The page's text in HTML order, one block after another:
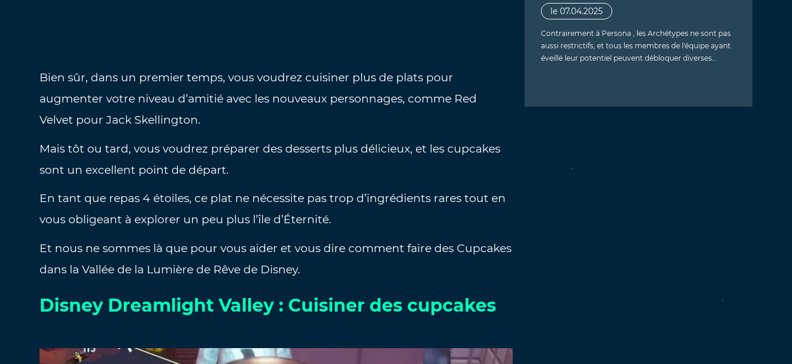
Bien sûr, dans un premier temps, vous voudrez cuisiner plus de plats pour
augmenter votre niveau d’amitié avec les nouveaux personnages, comme Red
Velvet pour Jack Skellington.
Mais tôt ou tard, vous voudrez préparer des desserts plus délicieux, et les cupcakes
sont un excellent point de départ.
En tant que repas 4 étoiles, ce plat ne nécessite pas trop d’ingrédients rares tout en
vous obligeant à explorer un peu plus l’île d’Éternité.
Et nous ne sommes là que pour vous aider et vous dire comment faire des Cupcakes
dans la Vallée de la Lumière de Rêve de Disney.
Disney Dreamlight Valley : Cuisiner des cupcakes
le 07.04.2025
Contrairement à Persona , les Archétypes ne sont pas
aussi restrictifs, et tous les membres de l'équipe ayant
éveillé leur potentiel peuvent débloquer diverses…